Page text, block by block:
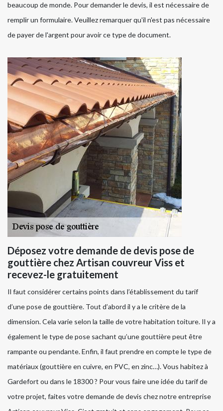
beaucoup de monde. Pour demander le devis, il est nécessaire de
remplir un formulaire. Veuillez remarquer qu'il n'est pas nécessaire
de payer de l'argent pour avoir ce type de document.
Déposez votre demande de devis pose de
gouttière chez Artisan couvreur Viss et
recevez-le gratuitement
Il faut considérer certains points dans l’établissement du tarif
d’une pose de gouttière. Tout d’abord il y a le critère de la
dimension. Cela varie selon la taille de votre habitation toiture. Il y a
également le type de pose sachant qu’une gouttière peut être
rampante ou pendante. Enfin, il faut prendre en compte le type de
matériaux (gouttière en cuivre, en PVC, en zinc…). Vous habitez à
Gardefort ou dans le 18300 ? Pour vous faire une idée du tarif de
votre projet, faites votre demande de devis chez notre entreprise